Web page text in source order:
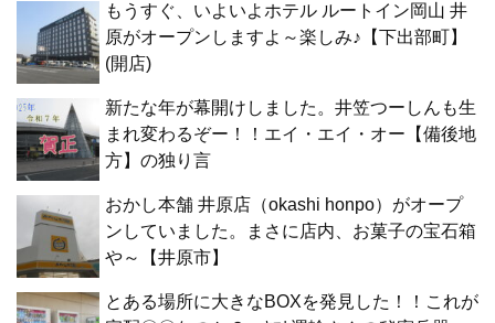
もうすぐ、いよいよホテル ルートイン岡山 井
原がオープンしますよ～楽しみ♪【下出部町】
(開店)
新たな年が幕開けしました。井笠つーしんも生
まれ変わるぞー！！エイ・エイ・オー【備後地
方】の独り言
おかし本舗 井原店（okashi honpo）がオープ
ンしていました。まさに店内、お菓子の宝石箱
や～【井原市】
とある場所に大きなBOXを発見した！！これが